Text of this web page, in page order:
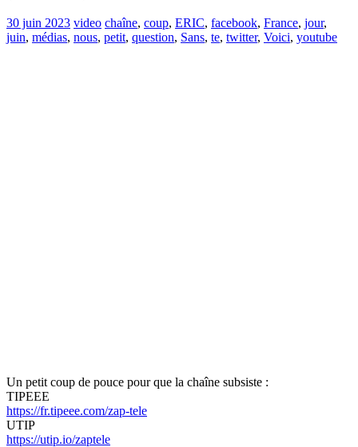
30 juin 2023 video chaîne, coup, ERIC, facebook, France, jour,
juin, médias, nous, petit, question, Sans, te, twitter, Voici, youtube
Un petit coup de pouce pour que la chaîne subsiste :
TIPEEE
https://fr.tipeee.com/zap-tele
UTIP
https://utip.io/zaptele